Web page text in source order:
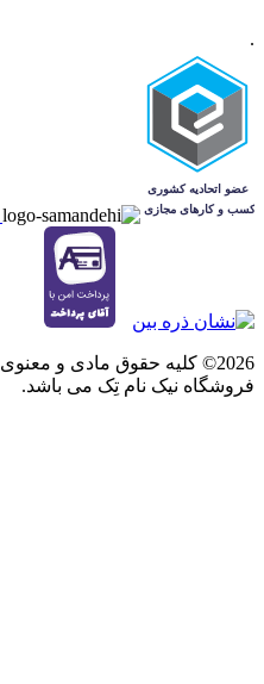
.
2026© کلیه حقوق مادی و
فروشگاه نیک نام تِک می باشد.